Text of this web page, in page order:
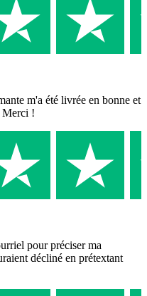
m'a été livrée en bonne et
Merci !
pour préciser ma
décliné en prétextant